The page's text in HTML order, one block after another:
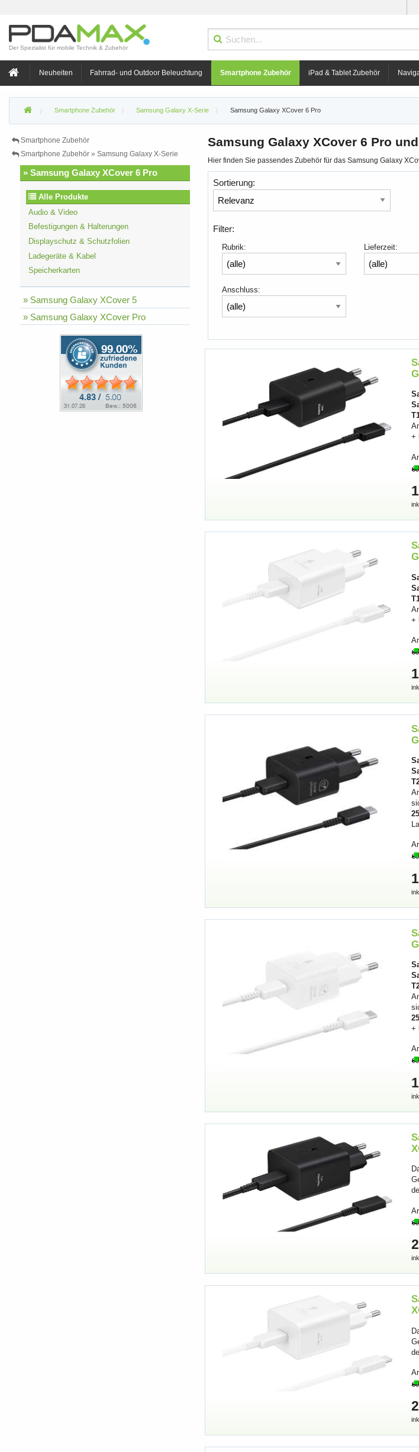
Der Spezialist für mobile Technik & Zubehör
Neuheiten Fahrrad- und Outdoor Beleuchtung Smartphone Zubehör iPad & Tablet Zubehör
Smartphone Zubehör Samsung Galaxy X-Serie Samsung Galaxy XCover 6 Pro
Samsung Galaxy XCover 6 Pro
Hier finden Sie passendes Zubehör für das Samsung Galaxy
Sortierung:
Filter:
Rubrik: Lieferzeit:
Anschluss:
+
+
+
Smartphone Zubehör
Smartphone Zubehör » Samsung Galaxy X-Serie
» Samsung Galaxy XCover 6 Pro
Alle Produkte
Audio & Video
Befestigungen & Halterungen
Displayschutz & Schutzfolien
Ladegeräte & Kabel
Speicherkarten
» Samsung Galaxy XCover 5
» Samsung Galaxy XCover Pro